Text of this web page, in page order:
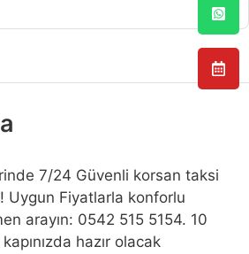
7/24 Güvenli korsan taksi
Uygun Fiyatlarla konforlu
arayın: 0542 515 5154. 10
hazır olacak